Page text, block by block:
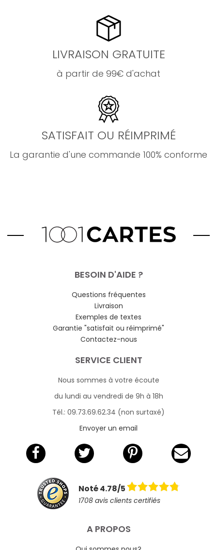
LIVRAISON GRATUITE
à partir de 99€ d'achat
SATISFAIT OU RÉIMPRIMÉ
La garantie d'une commande 100% conforme
BESOIN D'AIDE ?
Questions fréquentes
Livraison
Exemples de textes
Garantie "satisfait ou réimprimé"
Contactez-nous
SERVICE CLIENT
Nous sommes à votre écoute
du lundi au vendredi de 9h à 18h
Tél.: 09.73.69.62.34 (non surtaxé)
Envoyer un email
Noté 4.78/5
1708 avis clients certifiés
A PROPOS